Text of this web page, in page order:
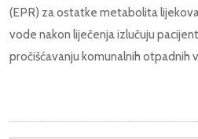
(EPR) za ostatke metabolita
vode nakon liječenja izlučuju
pročišćavanju komunalnih otpadnih